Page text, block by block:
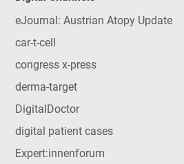
eJournal: Austrian Atopy Update
car-t-cell
congress x-press
derma-target
DigitalDoctor
digital patient cases
Expert:innenforum